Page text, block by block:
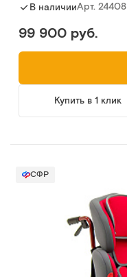
В наличииАрт. 24408
99 900 руб.
Купить в 1 клик
СФР